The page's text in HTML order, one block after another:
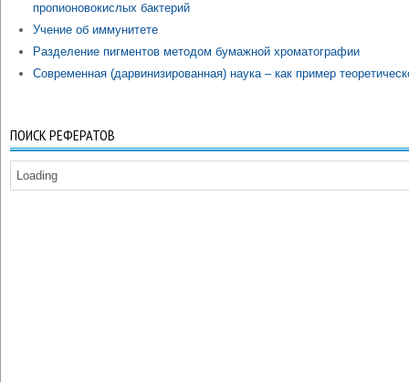
пропионовокислых бактерий
Учение об иммунитете
Разделение пигментов методом бумажной хроматографии
Современная (дарвинизированная) наука – как пример
ПОИСК РЕФЕРАТОВ
Loading